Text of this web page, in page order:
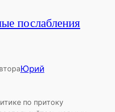
послабления
Юрий
по притоку